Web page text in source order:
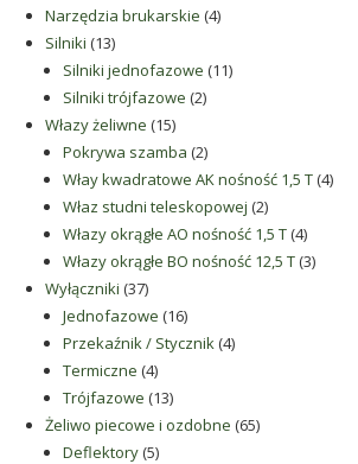
Narzędzia brukarskie 44
Silniki 1313
produktów
Silniki jednofazowe 1111
Silniki trójfazowe 22
Włazy żeliwne 1515
produktów
Pokrywa szamba 22
produkty
Włay kwadratowe AK nośność 1,5 T 44
Właz studni teleskopowej 22
produkty
Włazy okrągłe AO nośność 1,5 T 44
produkty
Włazy okrągłe BO nośność 12,5 T 33
Wyłączniki 3737
produktów
Jednofazowe 1616
produktów
Przekaźnik / Stycznik 44
Termiczne 44
produkty
Trójfazowe 1313
produktów
Żeliwo piecowe i ozdobne 6565
Deflektory 55